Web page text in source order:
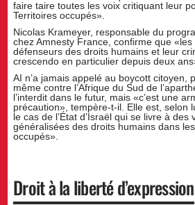
faire taire toutes les voix critiquant leur
Territoires occupés».
Nicolas Krameyer, responsable du
chez Amnesty France, confirme que
défenseurs des droits humains et leur
crescendo en particulier depuis deux
AI n’a jamais appelé au boycott citoyen,
même contre l’Afrique du Sud de
l’interdit dans le futur, mais «c’est une
précaution», tempère-t-il. Elle est, selon
le cas de l’État d’Israël qui se livre à des
généralisées des droits humains dans
occupés».
Droit à la liberté d’expression